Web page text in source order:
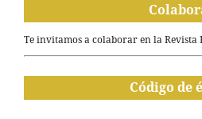
Te invitamos a colaborar en la Revista
Código de